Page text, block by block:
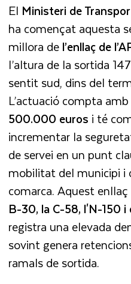
El Ministeri de
ha començat aquesta
millora del’enllaç de
l’altura de la sortida
sentit sud, dins del
L’actuació compta
500.000 euros i té
incrementar la
de servei en un punt
mobilitat del municipi i
comarca. Aquest
B-30, la C-58, l'N-150 i
registra una elevada
sovint genera
ramals de sortida.